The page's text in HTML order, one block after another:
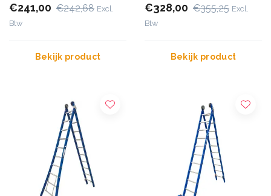
€241,00 €242,68 Excl.
Btw
Bekijk product
€328,00 €355,25 Excl.
Btw
Bekijk product